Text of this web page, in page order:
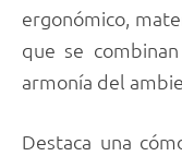
ergonómico,
que se
armonía del
Destaca una